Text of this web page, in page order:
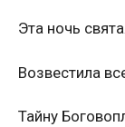
Эта ночь
Возвестила
Тайну